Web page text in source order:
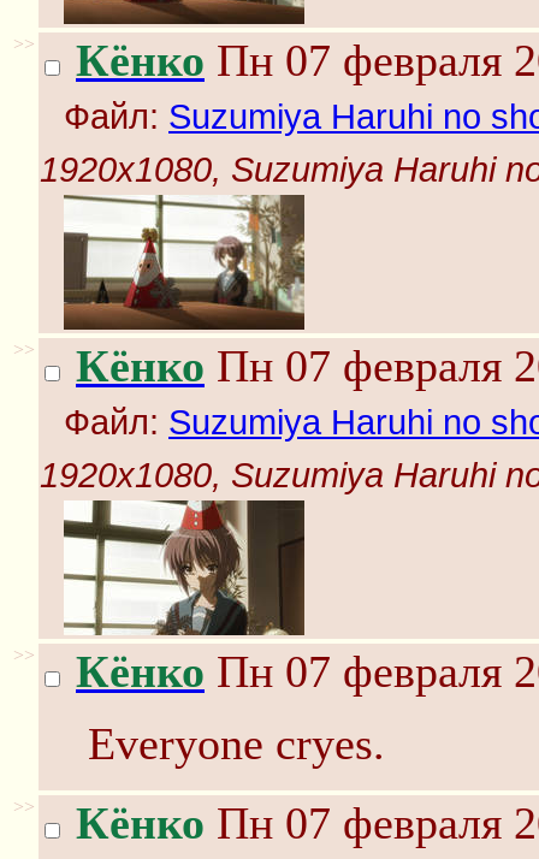
>> Кёнко Пн 07 февраля
Файл: Suzumiya Haruhi no
1920x1080, Suzumiya Haruhi
>> Кёнко Пн 07 февраля
Файл: Suzumiya Haruhi no
1920x1080, Suzumiya Haruhi
>> Кёнко Пн 07 февраля
Everyone cryes.
>> Кёнко Пн 07 февраля